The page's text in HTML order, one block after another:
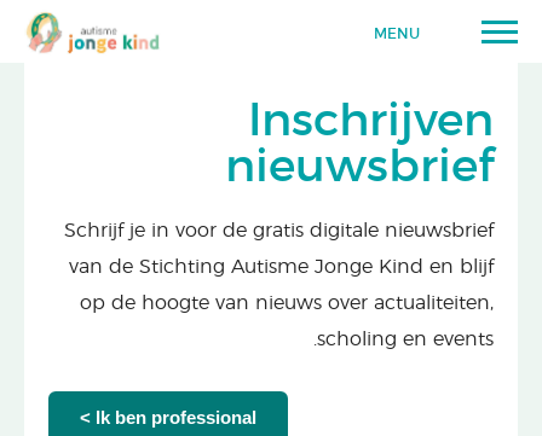
MENU
Inschrijven
nieuwsbrief
Schrijf je in voor de gratis digitale nieuwsbrief
van de Stichting Autisme Jonge Kind en blijf
op de hoogte van nieuws over actualiteiten,
scholing en events.
Ik ben professional >